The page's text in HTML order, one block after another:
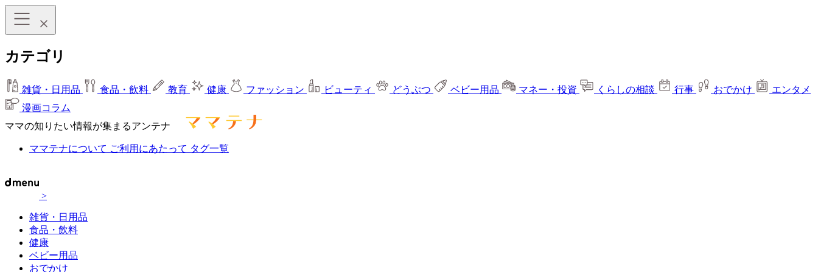
カテゴリ
雑貨・日用品 食品・飲料 教育 健康 ファッション ビューティ どうぶつ ベビー用品 マネー・投資 くらしの相談 行事 おでかけ
エンタメ
漫画コラム
ママの知りたい情報が集まるアンテナ
ママテナについて ご利用にあたって タグ一覧
>
雑貨・日用品
食品・飲料
健康
ベビー用品
おでかけ